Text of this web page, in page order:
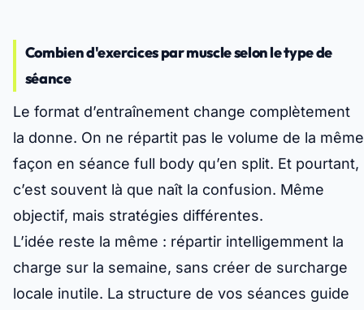
Combien d'exercices par muscle selon le type de
séance
Le format d’entraînement change complètement
la donne. On ne répartit pas le volume de la même
façon en séance full body qu’en split. Et pourtant,
c’est souvent là que naît la confusion. Même
objectif, mais stratégies différentes.
L’idée reste la même : répartir intelligemment la
charge sur la semaine, sans créer de surcharge
locale inutile. La structure de vos séances guide